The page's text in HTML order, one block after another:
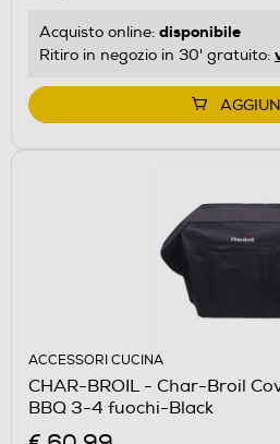
Acquisto online: disponibile
Ritiro in negozio in 30' gratuito:
ACCESSORI CUCINA
CHAR-BROIL - Char-Broil
BBQ 3-4 fuochi-Black